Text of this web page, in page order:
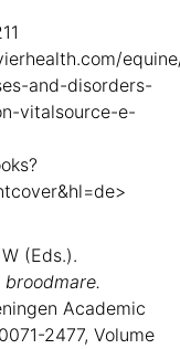
and-disorders-
vitalsource-e-
(Eds.).
Academic
2477, Volume